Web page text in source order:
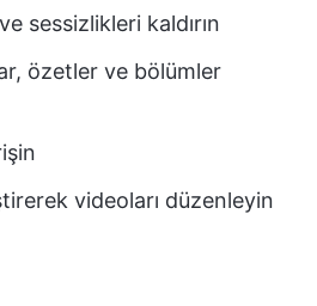
sessizlikleri kaldırın
özetler ve bölümler
videoları düzenleyin